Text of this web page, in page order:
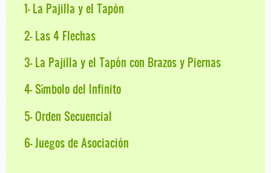
1- La Pajilla y el Tapón
2- Las 4 Flechas
3- La Pajilla y el Tapón con Brazos y Piernas
4- Símbolo del Infinito
5- Orden Secuencial
6- Juegos de Asociación